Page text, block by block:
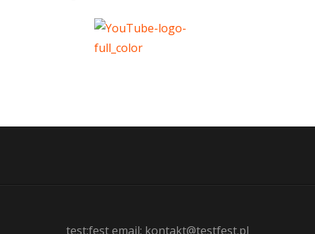
test:fest email: kontakt@testfest.pl